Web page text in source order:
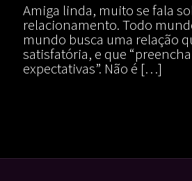
Amiga linda, muito se fala
relacionamento. Todo
mundo busca uma relação
satisfatória, e que
expectativas”. Não é […]